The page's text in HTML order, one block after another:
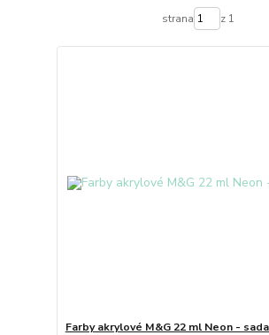
strana z 1
Farby akrylové M&G 22 ml Neon -